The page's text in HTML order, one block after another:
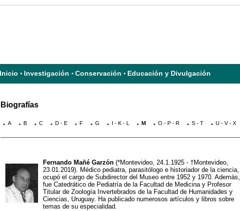
Inicio Investigación Conservación Educación y Divulgación
Biografías
A B C D - E F G I - K - L M O - P - R S - T U - V - X
Fernando Mañé Garzón(*Montevideo, 24.1.1925 - †Montevideo,
23.01.2019). Médico pediatra, parasitólogo e historiador de la ciencia,
ocupó el cargo de Subdirector del Museo entre 1952 y 1970. Además,
fue Catedrático de Pediatría de la Facultad de Medicina y Profesor
Titular de Zoología Invertebrados de la Facultad de Humanidades y
Ciencias, Uruguay. Ha publicado numerosos artículos y libros sobre
temas de su especialidad.